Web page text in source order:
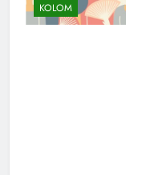
KOLOM